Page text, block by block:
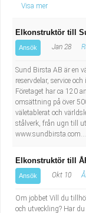
Visa mer
Elkonstruktör till
Ansök Jan 28
Sund Birsta AB är en
reservdelar, service
Företaget har ca 120
omsättning på över
väletablerat och
stålverk, från ugn till
www.sundbirsta.com...
Elkonstruktör till
Ansök Okt 10
Om jobbet Vill du
och utveckling? Har